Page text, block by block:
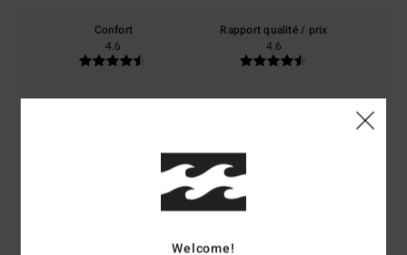
Confort
4.6
Rapport qualité / prix
4.6
Coloris
4.4
Welcome!